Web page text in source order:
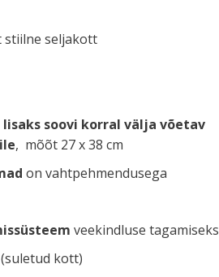
stiilne seljakott
soovi korral välja võetav
, mõõt 27 x 38 cm
on vahtpehmendusega
veekindluse tagamiseks
(suletud kott)